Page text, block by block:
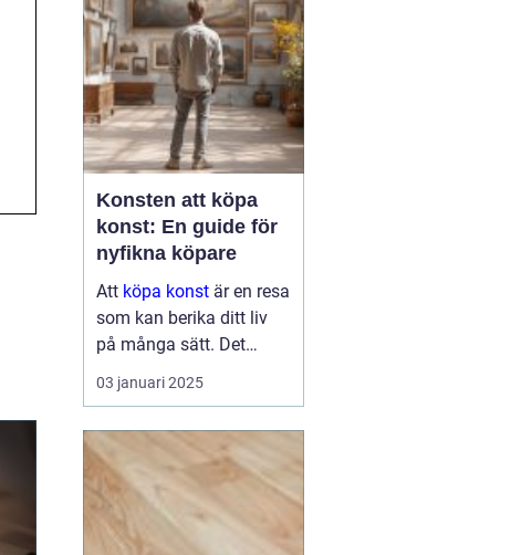
Konsten att köpa
konst: En guide för
nyfikna köpare
Att köpa konst är en resa
som kan berika ditt liv
på många sätt. Det
handlar om mer än att
bara hänga en tavla på
källa till inspirati...
03 januari 2025